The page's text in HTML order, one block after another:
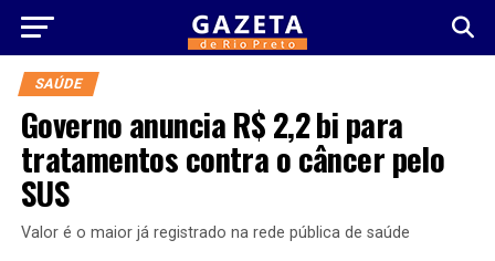
SAÚDE
Governo anuncia R$ 2,2 bi para
tratamentos contra o câncer pelo
SUS
Valor é o maior já registrado na rede pública de saúde